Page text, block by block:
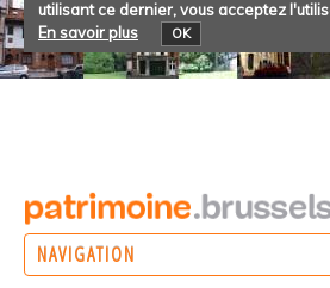
utilisant ce dernier, vous acceptez
En savoir plus
OK
NAVIGATION